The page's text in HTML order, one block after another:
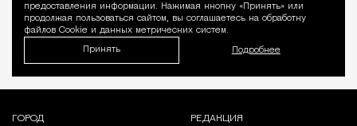
предоставления информации. Нажимая кнопку «Принять» или
продолжая пользоваться сайтом, вы соглашаетесь на обработку
файлов Cookie и данных метрических систем.
Принять Подробнее
ГОРОД РЕДАКЦИЯ